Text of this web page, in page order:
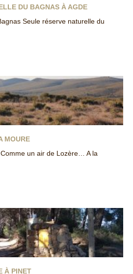
DU BAGNAS À AGDE
Seule réserve naturelle du
MOURE
un air de Lozère… A la
À PINET